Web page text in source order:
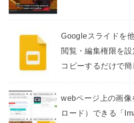
Googleスライドを
閲覧・編集権限を
コピーするだけで簡
webページ上の画
ロード）できる「